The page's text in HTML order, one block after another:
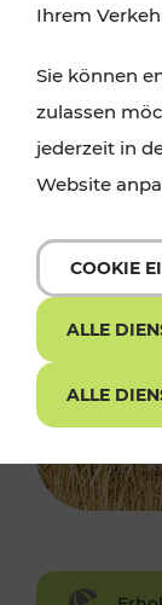
Ihrem
Sie können
zulassen
jederzeit in
Website
COOKIE
ALLE
ALLE